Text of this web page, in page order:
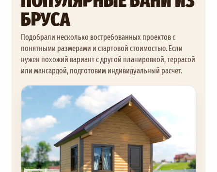
БРУСА
Подобрали несколько востребованных проектов с
понятными размерами и стартовой стоимостью. Если
нужен похожий вариант с другой планировкой, террасой
или мансардой, подготовим индивидуальный расчет.